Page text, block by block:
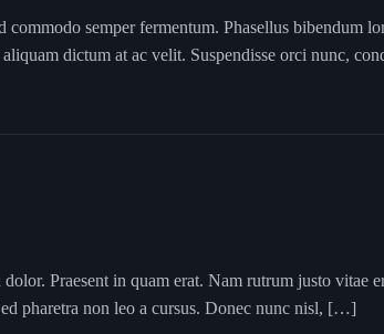
commodo semper fermentum. Phasellus bibendum
dictum at ac velit. Suspendisse orci nunc,
Praesent in quam erat. Nam rutrum justo vitae
pharetra non leo a cursus. Donec nunc nisl, […]